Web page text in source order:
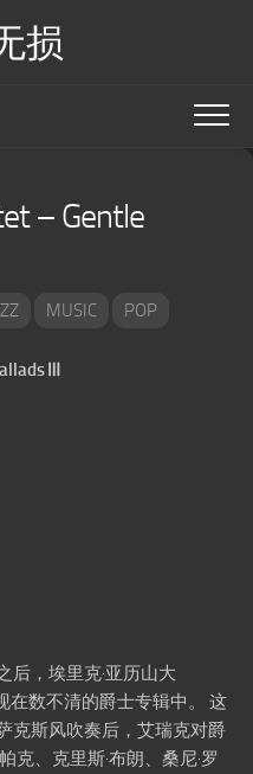
损
– Gentle
MUSIC POP
后，埃里克·亚历山大
在数不清的爵士专辑中。 这
克斯风吹奏后，艾瑞克对爵
克、克里斯·布朗、桑尼·罗